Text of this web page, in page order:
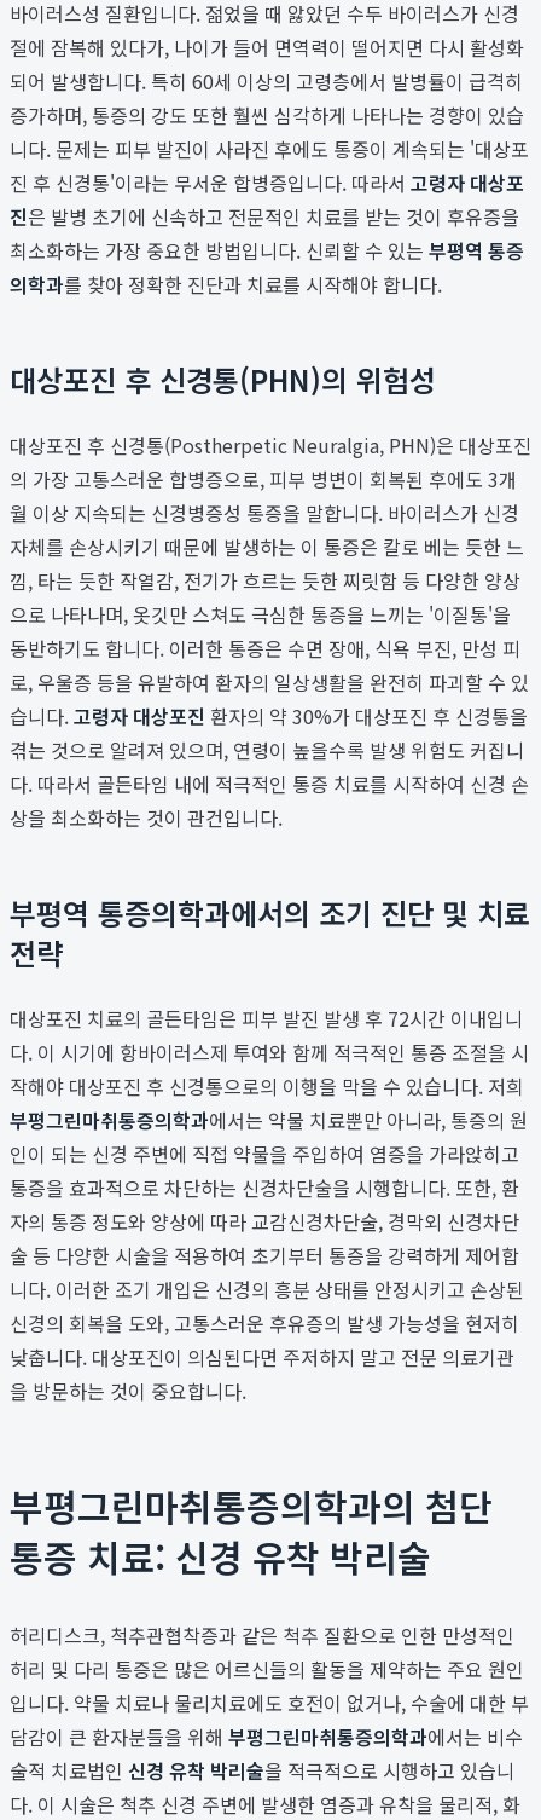
바이러스성 질환입니다. 젊었을 때 앓았던 수두 바이러스가 신경
절에 잠복해 있다가, 나이가 들어 면역력이 떨어지면 다시 활성화
되어 발생합니다. 특히 60세 이상의 고령층에서 발병률이 급격히
증가하며, 통증의 강도 또한 훨씬 심각하게 나타나는 경향이 있습
니다. 문제는 피부 발진이 사라진 후에도 통증이 계속되는 '대상포
진 후 신경통'이라는 무서운 합병증입니다. 따라서 고령자 대상포
진은 발병 초기에 신속하고 전문적인 치료를 받는 것이 후유증을
최소화하는 가장 중요한 방법입니다. 신뢰할 수 있는 부평역 통증
의학과를 찾아 정확한 진단과 치료를 시작해야 합니다.
대상포진 후 신경통(PHN)의 위험성
대상포진 후 신경통(Postherpetic Neuralgia, PHN)은 대상포진
의 가장 고통스러운 합병증으로, 피부 병변이 회복된 후에도 3개
월 이상 지속되는 신경병증성 통증을 말합니다. 바이러스가 신경
자체를 손상시키기 때문에 발생하는 이 통증은 칼로 베는 듯한 느
낌, 타는 듯한 작열감, 전기가 흐르는 듯한 찌릿함 등 다양한 양상
으로 나타나며, 옷깃만 스쳐도 극심한 통증을 느끼는 '이질통'을
동반하기도 합니다. 이러한 통증은 수면 장애, 식욕 부진, 만성 피
로, 우울증 등을 유발하여 환자의 일상생활을 완전히 파괴할 수 있
습니다.고령자 대상포진 환자의 약 30%가 대상포진 후 신경통을
겪는 것으로 알려져 있으며, 연령이 높을수록 발생 위험도 커집니
다. 따라서 골든타임 내에 적극적인 통증 치료를 시작하여 신경 손
상을 최소화하는 것이 관건입니다.
부평역 통증의학과에서의 조기 진단 및 치료
전략
대상포진 치료의 골든타임은 피부 발진 발생 후 72시간 이내입니
다. 이 시기에 항바이러스제 투여와 함께 적극적인 통증 조절을 시
작해야 대상포진 후 신경통으로의 이행을 막을 수 있습니다. 저희
부평그린마취통증의학과에서는 약물 치료뿐만 아니라, 통증의 원
인이 되는 신경 주변에 직접 약물을 주입하여 염증을 가라앉히고
통증을 효과적으로 차단하는 신경차단술을 시행합니다. 또한, 환
자의 통증 정도와 양상에 따라 교감신경차단술, 경막외 신경차단
술 등 다양한 시술을 적용하여 초기부터 통증을 강력하게 제어합
니다. 이러한 조기 개입은 신경의 흥분 상태를 안정시키고 손상된
신경의 회복을 도와, 고통스러운 후유증의 발생 가능성을 현저히
낮춥니다. 대상포진이 의심된다면 주저하지 말고 전문 의료기관
을 방문하는 것이 중요합니다.
부평그린마취통증의학과의 첨단
통증 치료: 신경 유착 박리술
허리디스크, 척추관협착증과 같은 척추 질환으로 인한 만성적인
허리 및 다리 통증은 많은 어르신들의 활동을 제약하는 주요 원인
입니다. 약물 치료나 물리치료에도 호전이 없거나, 수술에 대한 부
담감이 큰 환자분들을 위해 부평그린마취통증의학과에서는 비수
술적 치료법인 신경 유착 박리술을 적극적으로 시행하고 있습니
다. 이 시술은 척추 신경 주변에 발생한 염증과 유착을 물리적, 화